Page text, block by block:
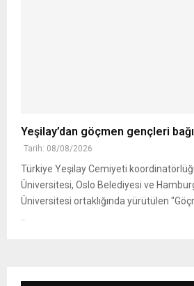
Yeşilay’dan göçmen gençleri
Tarih: 08/08/2026
Türkiye Yeşilay Cemiyeti
Üniversitesi, Oslo Belediyesi ve
Üniversitesi ortaklığında yürütülen
..